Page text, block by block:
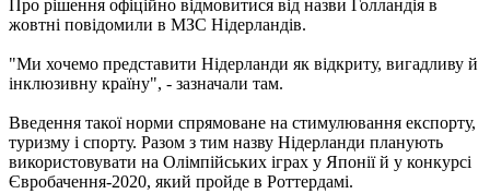
Про рішення офіційно відмовитися від назви Голландія в
жовтні повідомили в МЗС Нідерландів.
"Ми хочемо представити Нідерланди як відкриту, вигадливу й
інклюзивну країну", - зазначали там.
Введення такої норми спрямоване на стимулювання експорту,
туризму і спорту. Разом з тим назву Нідерланди планують
використовувати на Олімпійських іграх у Японії й у конкурсі
Євробачення-2020, який пройде в Роттердамі.